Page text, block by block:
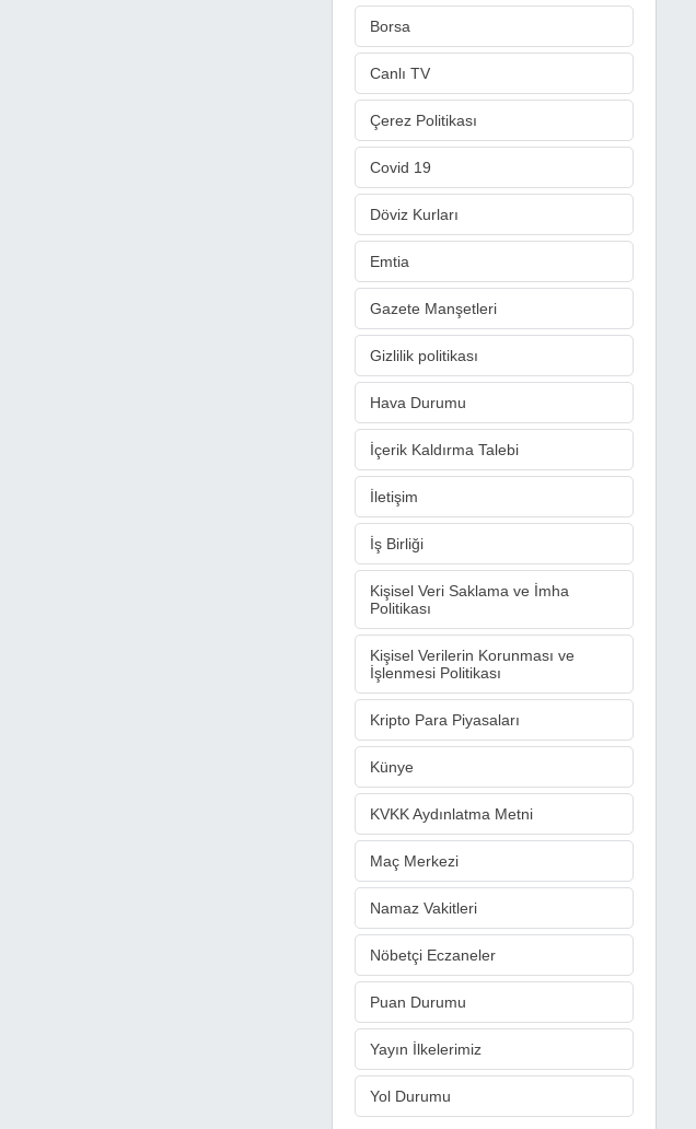
Borsa
Canlı TV
Çerez Politikası
Covid 19
Döviz Kurları
Emtia
Gazete Manşetleri
Gizlilik politikası
Hava Durumu
İçerik Kaldırma Talebi
İletişim
İş Birliği
Kişisel Veri Saklama ve İmha
Politikası
Kişisel Verilerin Korunması ve
İşlenmesi Politikası
Kripto Para Piyasaları
Künye
KVKK Aydınlatma Metni
Maç Merkezi
Namaz Vakitleri
Nöbetçi Eczaneler
Puan Durumu
Yayın İlkelerimiz
Yol Durumu